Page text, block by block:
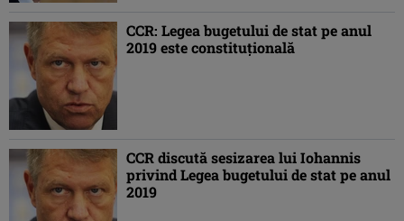
CCR: Legea bugetului de stat pe anul
2019 este constituţională
CCR discută sesizarea lui Iohannis
privind Legea bugetului de stat pe anul
2019